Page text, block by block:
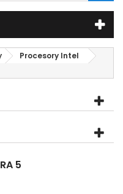
Procesory Intel
5